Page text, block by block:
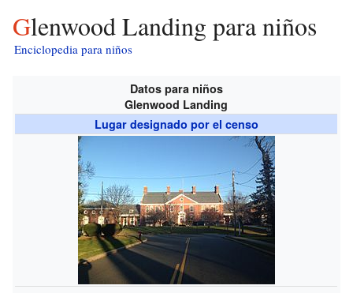
Glenwood Landing para niños
Enciclopedia para niños
Datos para niños
Glenwood Landing
Lugar designado por el censo